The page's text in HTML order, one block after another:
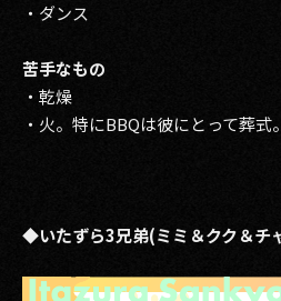
・ダンス
苦手なもの
・乾燥
・火。特にBBQは彼にとって葬式。
◆いたずら3兄弟(ミミ＆クク＆チ